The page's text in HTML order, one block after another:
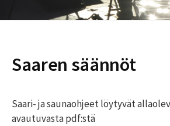
Saaren säännöt
Saari- ja saunaohjeet löytyvät
avautuvasta pdf:stä